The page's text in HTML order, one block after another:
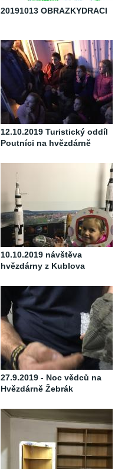
20191013 OBRAZKYDRACI
12.10.2019 Turistický oddíl
Poutníci na hvězdárně
10.10.2019 návštěva
hvězdárny z Kublova
27.9.2019 - Noc vědců na
Hvězdárně Žebrák